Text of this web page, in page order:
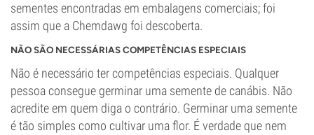
sementes encontradas em embalagens comerciais; foi
assim que a Chemdawg foi descoberta.
NÃO SÃO NECESSÁRIAS COMPETÊNCIAS ESPECIAIS
Não é necessário ter competências especiais. Qualquer
pessoa consegue germinar uma semente de canábis. Não
acredite em quem diga o contrário. Germinar uma semente
é tão simples como cultivar uma flor. É verdade que nem